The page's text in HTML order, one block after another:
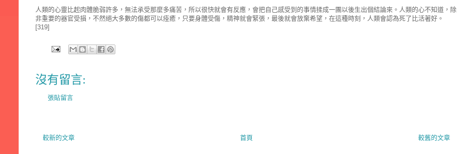
人類的心靈比起肉體脆弱許多，無法承受那麼多痛苦，所以很快就會有反應，會把自己感受到的事情揉成一團以後生出個結論來。人類的心不知道，除
非重要的器官受損，不然絕大多數的傷都可以痊癒，只要身體受傷，精神就會緊張，最後就會放棄希望，在這種時刻，人類會認為死了比活著好。
[319]
沒有留言:
張貼留言
較新的文章 較舊的文章
首頁